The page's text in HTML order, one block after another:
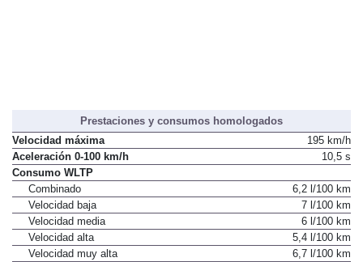
Prestaciones y consumos homologados
Velocidad máxima
195 km/h
Aceleración 0-100 km/h
10,5 s
Consumo WLTP
Combinado
6,2 l/100 km
Velocidad baja
7 l/100 km
Velocidad media
6 l/100 km
Velocidad alta
5,4 l/100 km
Velocidad muy alta
6,7 l/100 km